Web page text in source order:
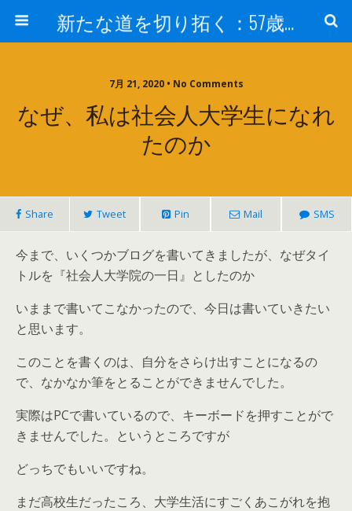
新たな道を切り拓く：57歳男性、大学院の授業室から
7月 21, 2020 • No Comments
なぜ、私は社会人大学生になれ
たのか
Share Tweet Pin Mail SMS
今まで、いくつかブログを書いてきましたが、なぜタイ
トルを『社会人大学院の一日』としたのか
いままで書いてこなかったので、今日は書いていきたい
と思います。
このことを書くのは、自分をさらけ出すことになるの
で、なかなか筆をとることができませんでした。
実際はPCで書いているので、キーボードを押すことがで
きませんでした。というところですが
どっちでもいいですね。
まだ高校生だったころ、大学生活にすごくあこがれを抱